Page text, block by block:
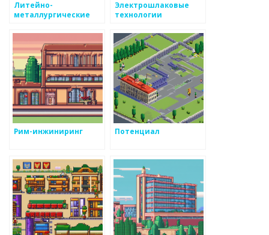
Литейно-
металлургические
Электрошлаковые
технологии
Рим-инжиниринг Потенциал